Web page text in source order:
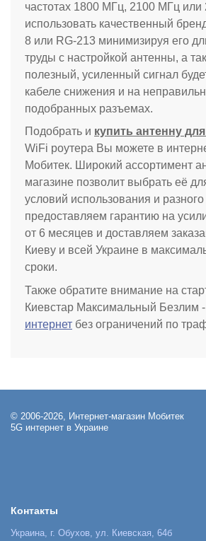
частотах 1800 МГц, 2100 МГц или
использовать качественный
8 или RG-213 минимизируя его
труды с настройкой антенны, а
полезный, усиленный сигнал
кабеле снижения и на
подобранных разъемах.
Подобрать и купить антенну
WiFi роутера Вы можете в
Мобитек. Широкий ассортимент
магазине позволит выбрать её
условий использования и
предоставляем гарантию на
от 6 месяцев и доставляем
Киеву и всей Украине в
сроки.
Также обратите внимание на
Киевстар Максимальный Безлим -
интернет без ограничений по
© 2006-2026, Интернет-магазин Мобитек
5G интернет в Украине
Контакты
Украина, г. Обухов, ул. Киевская, 64б